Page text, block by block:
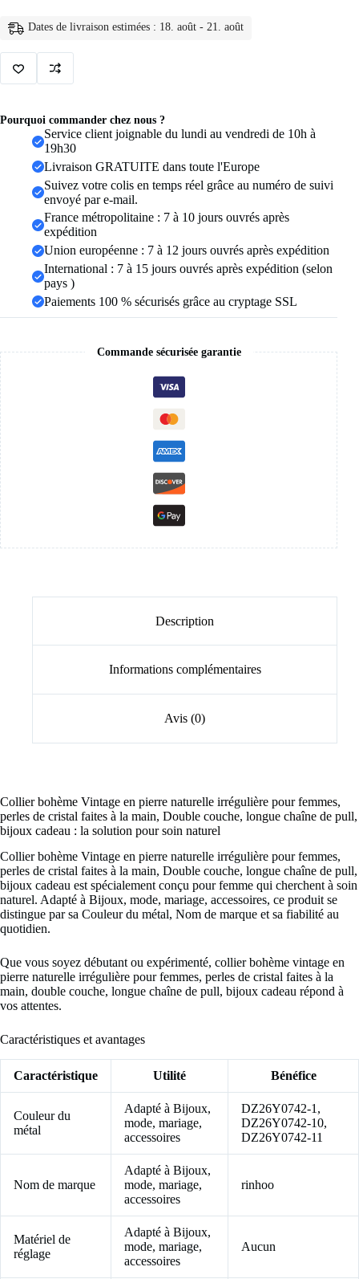
pierre
pour
femmes,
de
cristal
Double
longue
Dates de livraison estimées : 18. août - 21. août
Pourquoi commander chez nous ?
Service client joignable du lundi au vendredi de 10h à
19h30
Livraison GRATUITE dans toute l'Europe
Suivez votre colis en temps réel grâce au numéro de suivi
envoyé par e-mail.
France métropolitaine : 7 à 10 jours ouvrés après
expédition
Union européenne : 7 à 12 jours ouvrés après expédition
International : 7 à 15 jours ouvrés après expédition (selon
pays )
Paiements 100 % sécurisés grâce au cryptage SSL
Commande sécurisée garantie
Description
Informations complémentaires
Avis (0)
Collier bohème Vintage en pierre naturelle irrégulière pour femmes,
perles de cristal faites à la main, Double couche, longue chaîne de pull,
bijoux cadeau : la solution pour soin naturel
Collier bohème Vintage en pierre naturelle irrégulière pour femmes,
perles de cristal faites à la main, Double couche, longue chaîne de pull,
bijoux cadeau est spécialement conçu pour femme qui cherchent à soin
naturel. Adapté à Bijoux, mode, mariage, accessoires, ce produit se
distingue par sa Couleur du métal, Nom de marque et sa fiabilité au
quotidien.
Que vous soyez débutant ou expérimenté, collier bohème vintage en
pierre naturelle irrégulière pour femmes, perles de cristal faites à la
main, double couche, longue chaîne de pull, bijoux cadeau répond à
vos attentes.
Caractéristiques et avantages
Caractéristique Utilité Bénéfice
Couleur du
métal
Adapté à Bijoux,
mode, mariage,
accessoires
DZ26Y0742-1,
DZ26Y0742-10,
DZ26Y0742-11
Nom de marque
Adapté à Bijoux,
mode, mariage,
accessoires
rinhoo
Matériel de
réglage
Adapté à Bijoux,
mode, mariage,
accessoires
Aucun